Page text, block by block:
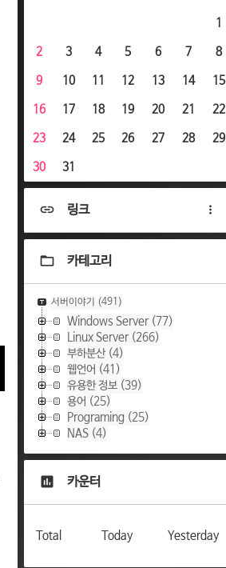
1
2 3 4 5 6 7 8
9 10 11 12 13 14 15
16 17 18 19 20 21 22
23 24 25 26 27 28 29
30 31
링크
카테고리
서버이야기 (491)
Windows Server(77)
Linux Server(266)
부하분산(4)
웹언어 (41)
유용한 정보(39)
용어 (25)
Programing (25)
NAS (4)
카운터
Total Today Yesterday